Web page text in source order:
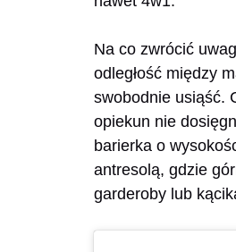
Na co zwrócić
odległość między
swobodnie usiąść.
opiekun nie
barierka o
antresolą, gdzie
garderoby lub